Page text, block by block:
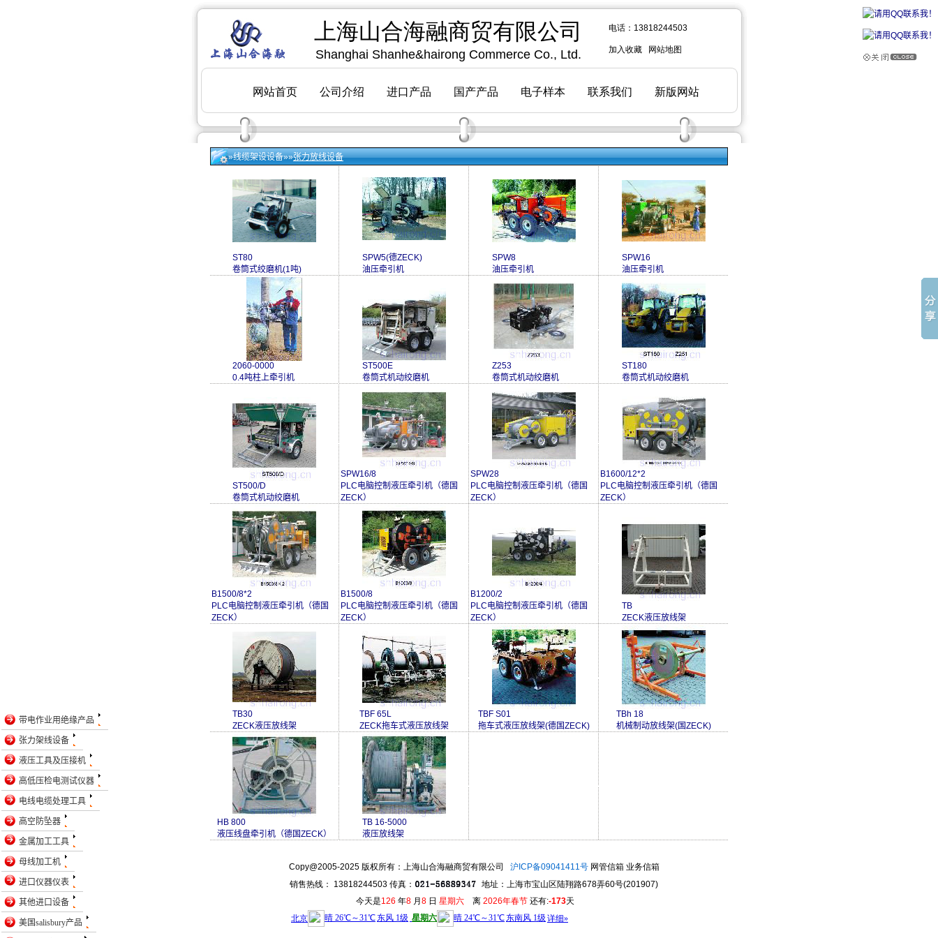
带电作业用绝缘产品
张力架线设备
液压工具及压接机
高低压检电测试仪器
电线电缆处理工具
高空防坠器
金属加工工具
母线加工机
进口仪器仪表
其他进口设备
美国salisbury产品
»线缆架设设备»»张力放线设备
ST80
卷筒式绞磨机(1吨)
SPW5(德ZECK)
油压牵引机
SPW8
油压牵引机
SPW16
油压牵引机
2060-0000
0.4吨柱上牵引机
ST500E
卷筒式机动绞磨机
Z253
卷筒式机动绞磨机
ST180
卷筒式机动绞磨机
ST500/D
卷筒式机动绞磨机
SPW16/8
PLC电脑控制液压牵引机（德国
ZECK）
SPW28
PLC电脑控制液压牵引机（德国
ZECK）
B1600/12*2
PLC电脑控制液压牵引机（德国
ZECK）
B1500/8*2
PLC电脑控制液压牵引机（德国
ZECK）
B1500/8
PLC电脑控制液压牵引机（德国
ZECK）
B1200/2
PLC电脑控制液压牵引机（德国
ZECK）
TB
ZECK液压放线架
TB30
ZECK液压放线架
TBF 65L
ZECK拖车式液压放线架
TBF S01
拖车式液压放线架(德国ZECK)
TBh 18
机械制动放线架(国ZECK)
HB 800
液压线盘牵引机（德国ZECK）
TB 16-5000
液压放线架